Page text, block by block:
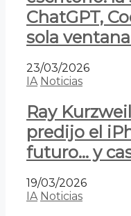
ChatGPT,
sola
23/03/2026
IA Noticias
Ray
predijo el
futuro… y
19/03/2026
IA Noticias